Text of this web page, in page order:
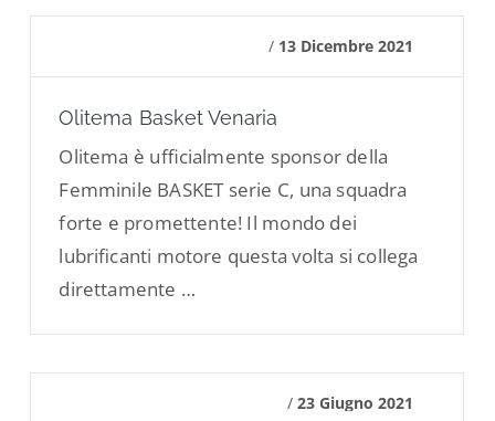
/ 13 Dicembre 2021
Olitema Basket Venaria
Olitema è ufficialmente sponsor della
Femminile BASKET serie C, una squadra
forte e promettente! Il mondo dei
lubrificanti motore questa volta si collega
direttamente …
/ 23 Giugno 2021